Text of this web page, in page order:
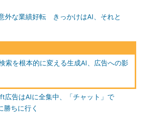
外な業績好転 きっかけはAI、それと
索を根本的に変える生成AI、広告への影
広告はAIに全集中、「チャット」で
勝ちに行く